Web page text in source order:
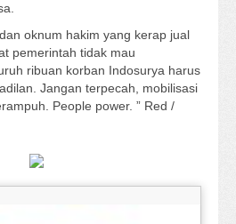
oknum hakim yang kerap jual
pemerintah tidak mau
ribuan korban Indosurya harus
Jangan terpecah, mobilisasi
People power. ” Red /